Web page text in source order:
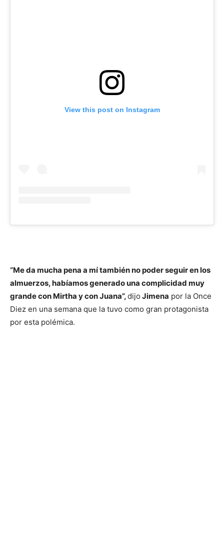
View this post on Instagram
“Me da mucha pena a mí también no poder seguir en los
almuerzos, habíamos generado una complicidad muy
grande con Mirtha y con Juana”,dijo Jimena por la Once
Diez en una semana que la tuvo como gran protagonista
por esta polémica.